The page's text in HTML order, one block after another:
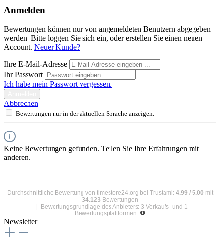
Anmelden
Bewertungen können nur von angemeldeten Benutzern abgegeben
werden. Bitte loggen Sie sich ein, oder erstellen Sie einen neuen
Account. Neuer Kunde?
Ihre E-Mail-Adresse
Ihr Passwort
Ich habe mein Passwort vergessen.
Abbrechen
Bewertungen nur in der aktuellen Sprache anzeigen.
Keine Bewertungen gefunden. Teilen Sie Ihre Erfahrungen mit
anderen.
Durchschnittliche Bewertung von timestore24.org bei Trustami: 4.99 / 5.00 mit
34.123 Bewertungen
|
Bewertungsgrundlage des Anbieters: 3 Verkaufs- und 1
Bewertungsplattformen
Newsletter